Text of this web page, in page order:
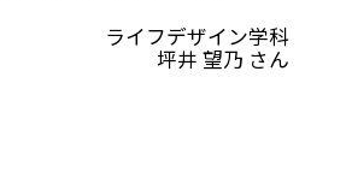
ライフデザイン学科
坪井 望乃 さん